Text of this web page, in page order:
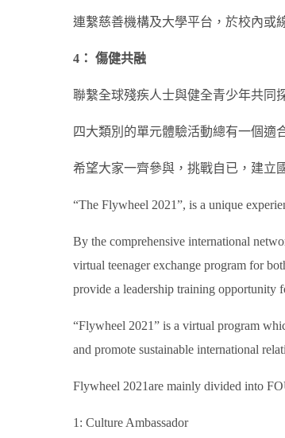
連繫慈善機構及大學平台，於校內或
4： 傷健共融
聯繫全球殘疾人士與健全青少年共同
四大類別的單元體驗活動總有一個適
希望大家一齊參與，挑戰自已，建立
“The Flywheel 2021”, is a unique
By the comprehensive international
virtual teenager exchange program for
provide a leadership training opportunity
“Flywheel 2021” is a virtual program
and promote sustainable international
Flywheel 2021are mainly divided into
1: Culture Ambassador